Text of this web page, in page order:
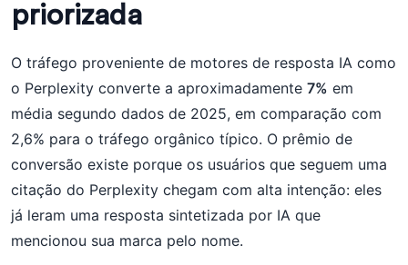
priorizada
O tráfego proveniente de motores de resposta IA como
o Perplexity converte a aproximadamente 7% em
média segundo dados de 2025, em comparação com
2,6% para o tráfego orgânico típico. O prêmio de
conversão existe porque os usuários que seguem uma
citação do Perplexity chegam com alta intenção: eles
já leram uma resposta sintetizada por IA que
mencionou sua marca pelo nome.